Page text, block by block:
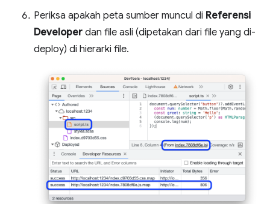
Periksa apakah peta sumber muncul di Referensi
Developer dan file asli (dipetakan dari file yang di-
deploy) di hierarki file.